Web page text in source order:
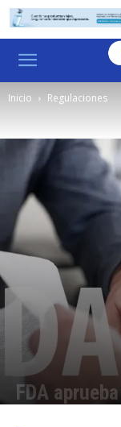
Inicio Regulaciones
FDA